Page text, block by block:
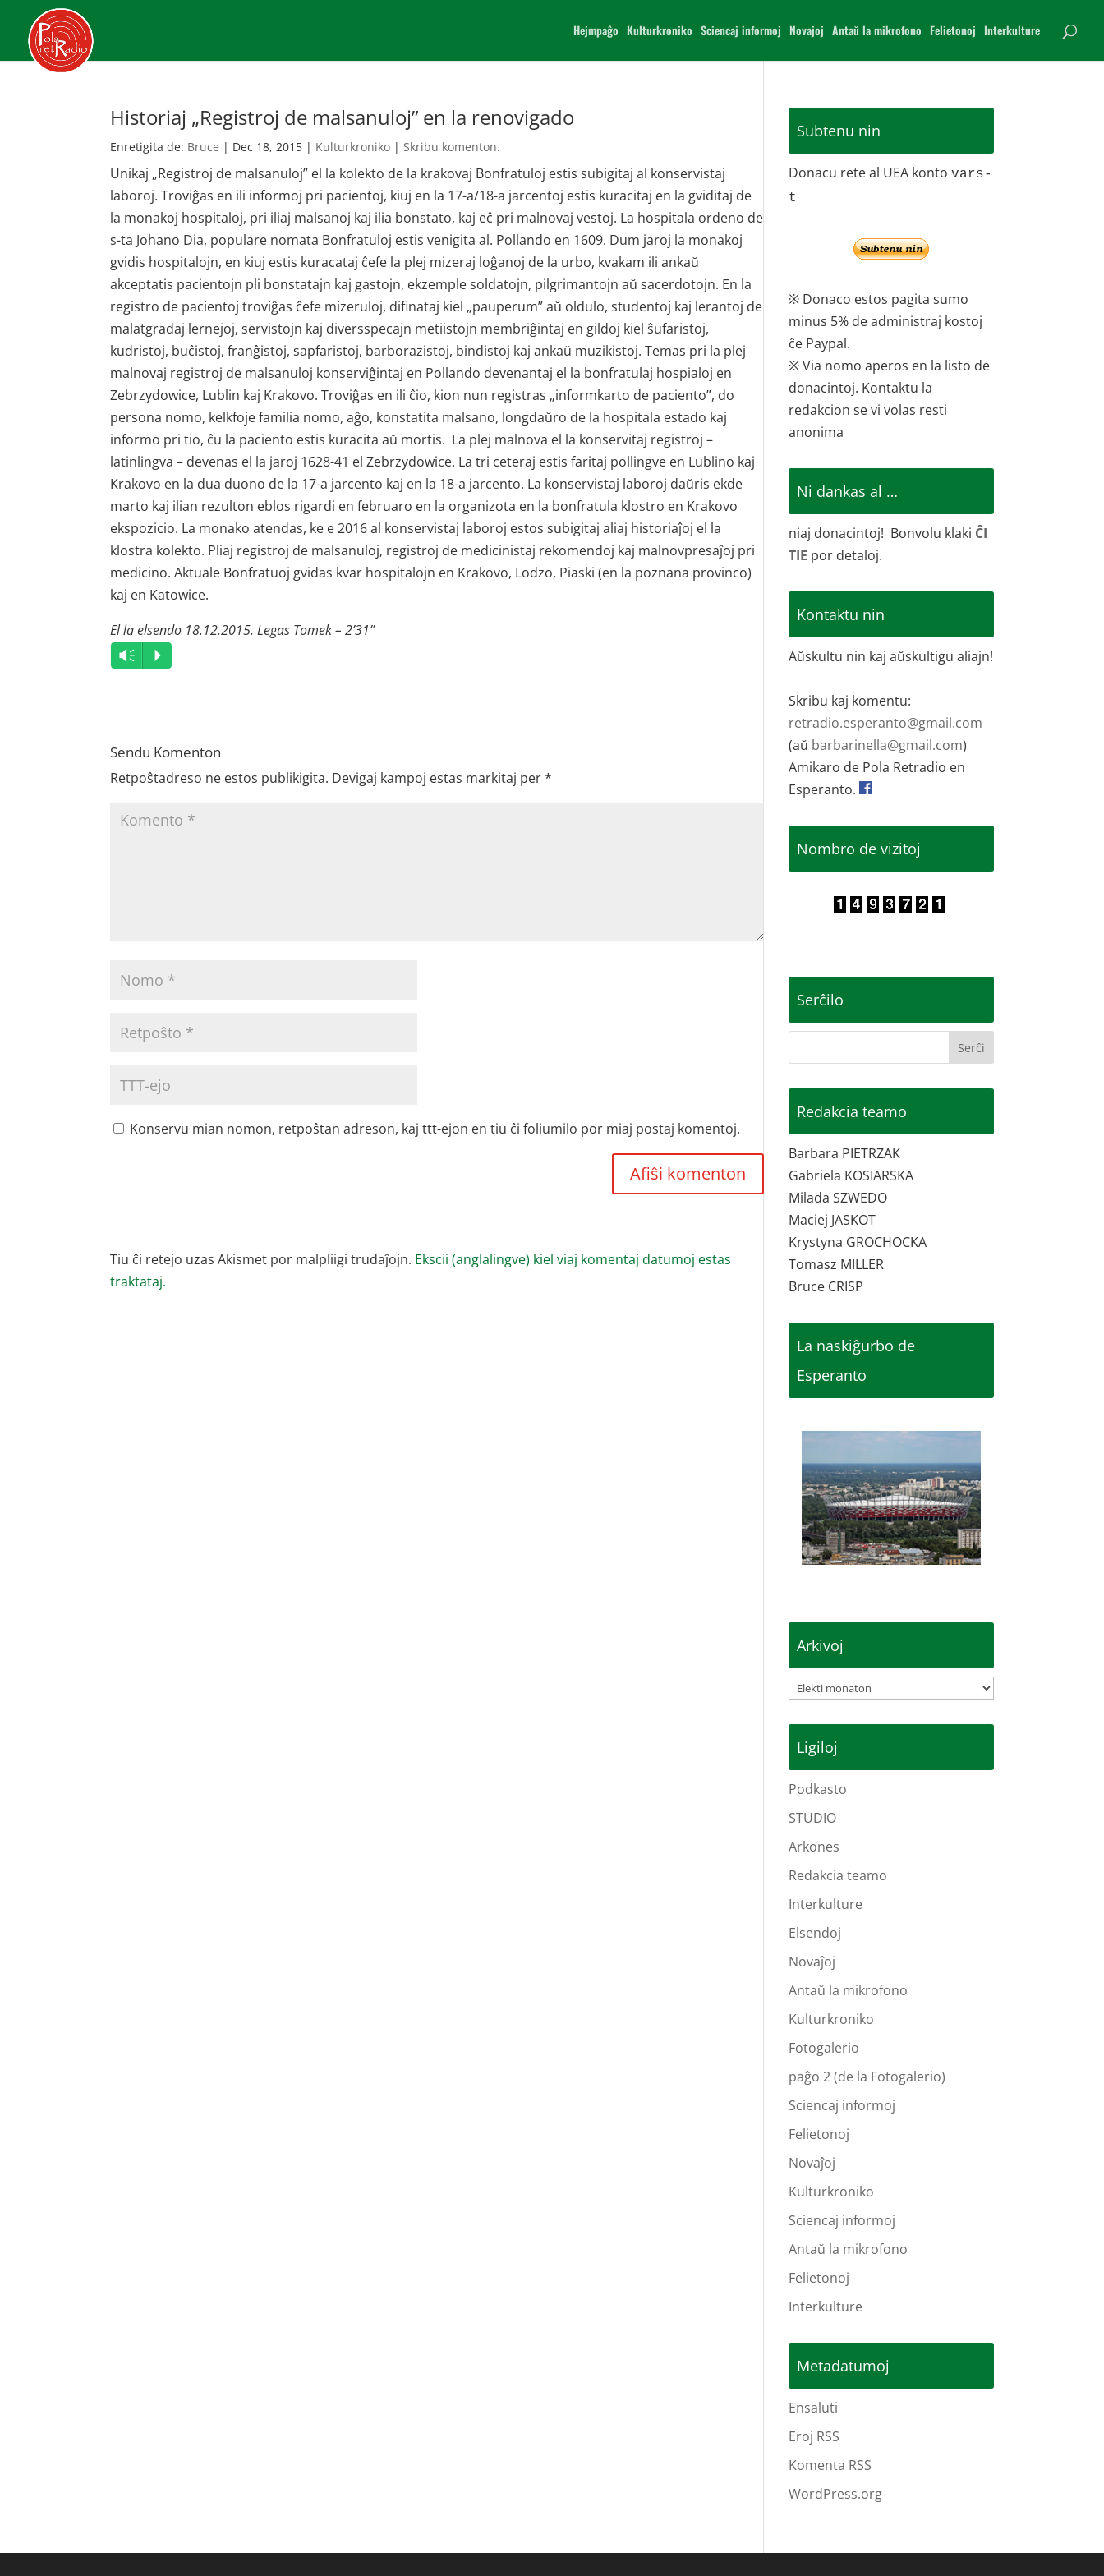
Hejmpaĝo Kulturkroniko Sciencaj informoj Novajoj Antaŭ la mikrofono Felietonoj Interkulture
Historiaj „Registroj de malsanuloj” en la renovigado
Enretigita de: Bruce | Dec 18, 2015 | Kulturkroniko |Skribu komenton.
Unikaj „Registroj de malsanuloj” el la kolekto de la krakovaj Bonfratuloj estis subigitaj al konservistaj
laboroj. Troviĝas en ili informoj pri pacientoj, kiuj en la 17-a/18-a jarcentoj estis kuracitaj en la gviditaj de
la monakoj hospitaloj, pri iliaj malsanoj kaj ilia bonstato, kaj eĉ pri malnovaj vestoj. La hospitala ordeno de
s-ta Johano Dia, populare nomata Bonfratuloj estis venigita al. Pollando en 1609. Dum jaroj la monakoj
gvidis hospitalojn, en kiuj estis kuracataj ĉefe la plej mizeraj loĝanoj de la urbo, kvakam ili ankaŭ
akceptatis pacientojn pli bonstatajn kaj gastojn, ekzemple soldatojn, pilgrimantojn aŭ sacerdotojn. En la
registro de pacientoj troviĝas ĉefe mizeruloj, difinataj kiel „pauperum” aŭ oldulo, studentoj kaj lerantoj de
malatgradaj lernejoj, servistojn kaj diversspecajn metiistojn membriĝintaj en gildoj kiel ŝufaristoj,
kudristoj, buĉistoj, franĝistoj, sapfaristoj, barborazistoj, bindistoj kaj ankaŭ muzikistoj. Temas pri la plej
malnovaj registroj de malsanuloj konserviĝintaj en Pollando devenantaj el la bonfratulaj hospialoj en
Zebrzydowice, Lublin kaj Krakovo. Troviĝas en ili ĉio, kion nun registras „informkarto de paciento”, do
persona nomo, kelkfoje familia nomo, aĝo, konstatita malsano, longdaŭro de la hospitala estado kaj
informo pri tio, ĉu la paciento estis kuracita aŭ mortis. La plej malnova el la konservitaj registroj –
latinlingva – devenas el la jaroj 1628-41 el Zebrzydowice. La tri ceteraj estis faritaj pollingve en Lublino kaj
Krakovo en la dua duono de la 17-a jarcento kaj en la 18-a jarcento. La konservistaj laboroj daŭris ekde
marto kaj ilian rezulton eblos rigardi en februaro en la organizota en la bonfratula klostro en Krakovo
ekspozicio. La monako atendas, ke e 2016 al konservistaj laboroj estos subigitaj aliaj historiaĵoj el la
klostra kolekto. Pliaj registroj de malsanuloj, registroj de medicinistaj rekomendoj kaj malnovpresaĵoj pri
medicino. Aktuale Bonfratuoj gvidas kvar hospitalojn en Krakovo, Lodzo, Piaski (en la poznana provinco)
kaj en Katowice.
El la elsendo 18.12.2015. Legas Tomek – 2’31”
Audio
Player
Vm P
Sendu Komenton
Retpoŝtadreso ne estos publikigita. Devigaj kampoj estas markitaj per*
Konservu mian nomon, retpoŝtan adreson, kaj ttt-ejon en tiu ĉi foliumilo por miaj postaj komentoj.
Tiu ĉi retejo uzas Akismet por malpliigi trudaĵojn. Ekscii (anglalingve) kiel viaj komentaj datumoj estas
traktataj.
Subtenu nin
Donacu rete al UEA kontovars-
t
※ Donaco estos pagita sumo
minus 5% de administraj kostoj
ĉe Paypal.
※ Via nomo aperos en la listo de
donacintoj. Kontaktu la
redakcion se vi volas resti
anonima
Ni dankas al …
niaj donacintoj! Bonvolu klaki ĈI
TIE por detaloj.
Kontaktu nin
Aŭskultu nin kaj aŭskultigu aliajn!
Skribu kaj komentu:
retradio.esperanto@gmail.com
(aŭ barbarinella@gmail.com)
Amikaro de Pola Retradio en
Esperanto.
Nombro de vizitoj
Serĉilo
Redakcia teamo
Barbara PIETRZAK
Gabriela KOSIARSKA
Milada SZWEDO
Maciej JASKOT
Krystyna GROCHOCKA
Tomasz MILLER
Bruce CRISP
La naskiĝurbo de
Esperanto
Arkivoj
Arkivoj
Ligiloj
Podkasto
STUDIO
Arkones
Redakcia teamo
Interkulture
Elsendoj
Novaĵoj
Antaŭ la mikrofono
Kulturkroniko
Fotogalerio
paĝo 2 (de la Fotogalerio)
Sciencaj informoj
Felietonoj
Novaĵoj
Kulturkroniko
Sciencaj informoj
Antaŭ la mikrofono
Felietonoj
Interkulture
Metadatumoj
Ensaluti
Eroj RSS
Komenta RSS
WordPress.org